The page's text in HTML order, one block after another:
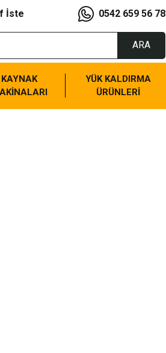
İste 0542 659 56 78
ARA
KAYNAK
YÜK KALDIRMA
ÜRÜNLERİ